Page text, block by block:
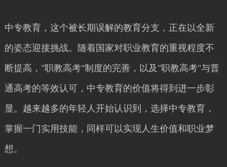
中专教育，这个被长期误解的教育分支，正在以全新
的姿态迎接挑战。随着国家对职业教育的重视程度不
断提高，"职教高考"制度的完善，以及"职教高考"与普
通高考的等效认可，中专教育的价值将得到进一步彰
显。越来越多的年轻人开始认识到，选择中专教育，
掌握一门实用技能，同样可以实现人生价值和职业梦
想。